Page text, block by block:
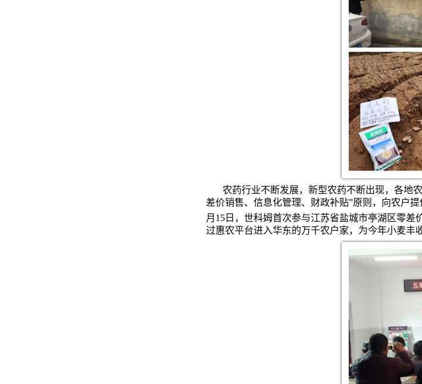
农药行业不断发展，新型农药不断出现，各地
差价销售、信息化管理、财政补贴”原则，向农户
月 15 日，世科姆首次参与江苏省盐城市亭湖区零
过惠农平台进入华东的万千农户家，为今年小麦丰